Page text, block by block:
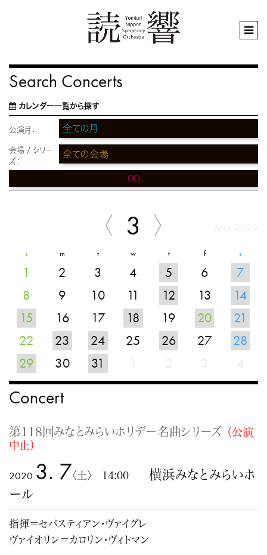
Search Concerts
カレンダー一覧から探す
公演月：
会場 / シリー
ズ：
GO
3
s m t w t f s
1 2 3 4 5 6
7
8
9 10 11 12 13
14
15
16 17 18 19 20
21
22
23 24 25 26 27
28
29
30 31
Concert
第118回みなとみらいホリデー名曲シリーズ
（公演
中止）
2020 3. 7〈土〉 14:00 横浜みなとみらいホ
ール
指揮＝セバスティアン・ヴァイグレ
ヴァイオリン＝カロリン・ヴィトマン